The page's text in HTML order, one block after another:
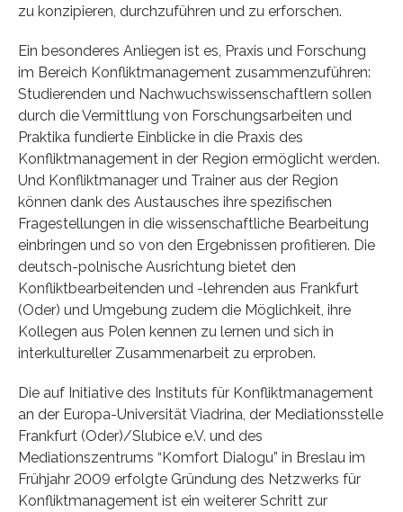
zu konzipieren, durchzuführen und zu erforschen.
Ein besonderes Anliegen ist es, Praxis und Forschung
im Bereich Konfliktmanagement zusammenzuführen:
Studierenden und Nachwuchswissenschaftlern sollen
durch die Vermittlung von Forschungsarbeiten und
Praktika fundierte Einblicke in die Praxis des
Konfliktmanagement in der Region ermöglicht werden.
Und Konfliktmanager und Trainer aus der Region
können dank des Austausches ihre spezifischen
Fragestellungen in die wissenschaftliche Bearbeitung
einbringen und so von den Ergebnissen profitieren. Die
deutsch-polnische Ausrichtung bietet den
Konfliktbearbeitenden und -lehrenden aus Frankfurt
(Oder) und Umgebung zudem die Möglichkeit, ihre
Kollegen aus Polen kennen zu lernen und sich in
interkultureller Zusammenarbeit zu erproben.
Die auf Initiative des Instituts für Konfliktmanagement
an der Europa-Universität Viadrina, der Mediationsstelle
Frankfurt (Oder)/Slubice e.V. und des
Mediationszentrums “Komfort Dialogu” in Breslau im
Frühjahr 2009 erfolgte Gründung des Netzwerks für
Konfliktmanagement ist ein weiterer Schritt zur